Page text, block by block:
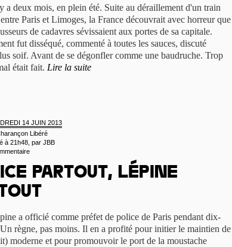
a deux mois, en plein été. Suite au déraillement d'un train
Paris et Limoges, la France découvrait avec horreur que
de cadavres sévissaient aux portes de sa capitale.
fut disséqué, commenté à toutes les sauces, discuté
soif. Avant de se dégonfler comme une baudruche. Trop
était fait. Lire la suite
14 JUIN 2013
Libéré
à 21h48, par JBB
partout, Lépine
a officié comme préfet de police de Paris pendant dix-
règne, pas moins. Il en a profité pour initier le maintien de
moderne et pour promouvoir le port de la moustache